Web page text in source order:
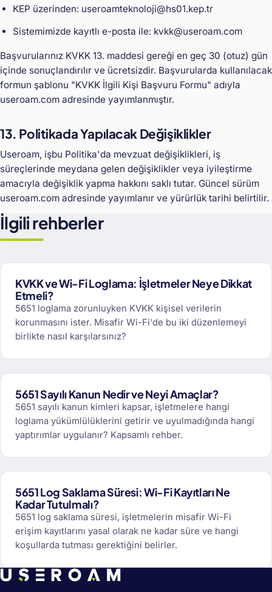
KEP üzerinden: useroamteknoloji@hs01.kep.tr
Sistemimizde kayıtlı e-posta ile: kvkk@useroam.com
Başvurularınız KVKK 13. maddesi gereği en geç 30 (otuz) gün
içinde sonuçlandırılır ve ücretsizdir. Başvurularda kullanılacak
formun şablonu "KVKK İlgili Kişi Başvuru Formu" adıyla
useroam.com adresinde yayımlanmıştır.
13. Politikada Yapılacak Değişiklikler
Useroam, işbu Politika'da mevzuat değişiklikleri, iş
süreçlerinde meydana gelen değişiklikler veya iyileştirme
amacıyla değişiklik yapma hakkını saklı tutar. Güncel sürüm
useroam.com adresinde yayımlanır ve yürürlük tarihi belirtilir.
İlgili rehberler
KVKK ve Wi-Fi Loglama: İşletmeler Neye Dikkat
Etmeli?
5651 loglama zorunluyken KVKK kişisel verilerin
korunmasını ister. Misafir Wi-Fi'de bu iki düzenlemeyi
birlikte nasıl karşılarsınız?
5651 Sayılı Kanun Nedir ve Neyi Amaçlar?
5651 sayılı kanun kimleri kapsar, işletmelere hangi
loglama yükümlülüklerini getirir ve uyulmadığında hangi
yaptırımlar uygulanır? Kapsamlı rehber.
5651 Log Saklama Süresi: Wi-Fi Kayıtları Ne
Kadar Tutulmalı?
5651 log saklama süresi, işletmelerin misafir Wi-Fi
erişim kayıtlarını yasal olarak ne kadar süre ve hangi
koşullarda tutması gerektiğini belirler.